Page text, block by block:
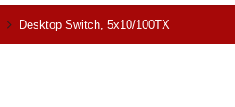
Desktop Switch, 5x10/100TX